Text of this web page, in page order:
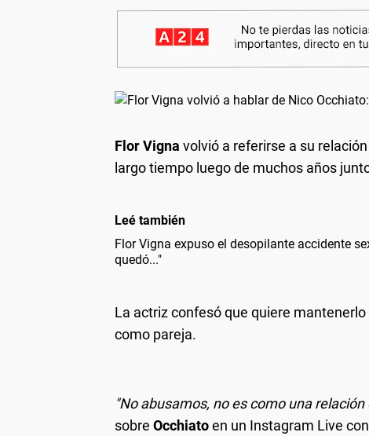
Flor Vigna volvió a referirse a su
largo tiempo luego de muchos años
Leé también
Flor Vigna expuso el desopilante accidente
quedó..."
La actriz confesó que quiere
como pareja.
"No abusamos, no es como una
sobre Occhiatoen un Instagram Live con